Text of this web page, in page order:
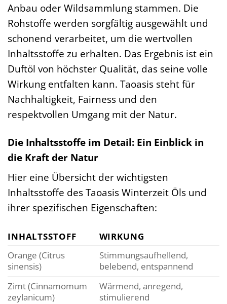
Anbau oder Wildsammlung stammen. Die
Rohstoffe werden sorgfältig ausgewählt und
schonend verarbeitet, um die wertvollen
Inhaltsstoffe zu erhalten. Das Ergebnis ist ein
Duftöl von höchster Qualität, das seine volle
Wirkung entfalten kann. Taoasis steht für
Nachhaltigkeit, Fairness und den
respektvollen Umgang mit der Natur.
Die Inhaltsstoffe im Detail: Ein Einblick in
die Kraft der Natur
Hier eine Übersicht der wichtigsten
Inhaltsstoffe des Taoasis Winterzeit Öls und
ihrer spezifischen Eigenschaften:
INHALTSSTOFF
WIRKUNG
Orange (Citrus
sinensis)
Stimmungsaufhellend,
belebend, entspannend
Zimt (Cinnamomum
zeylanicum)
Wärmend, anregend,
stimulierend